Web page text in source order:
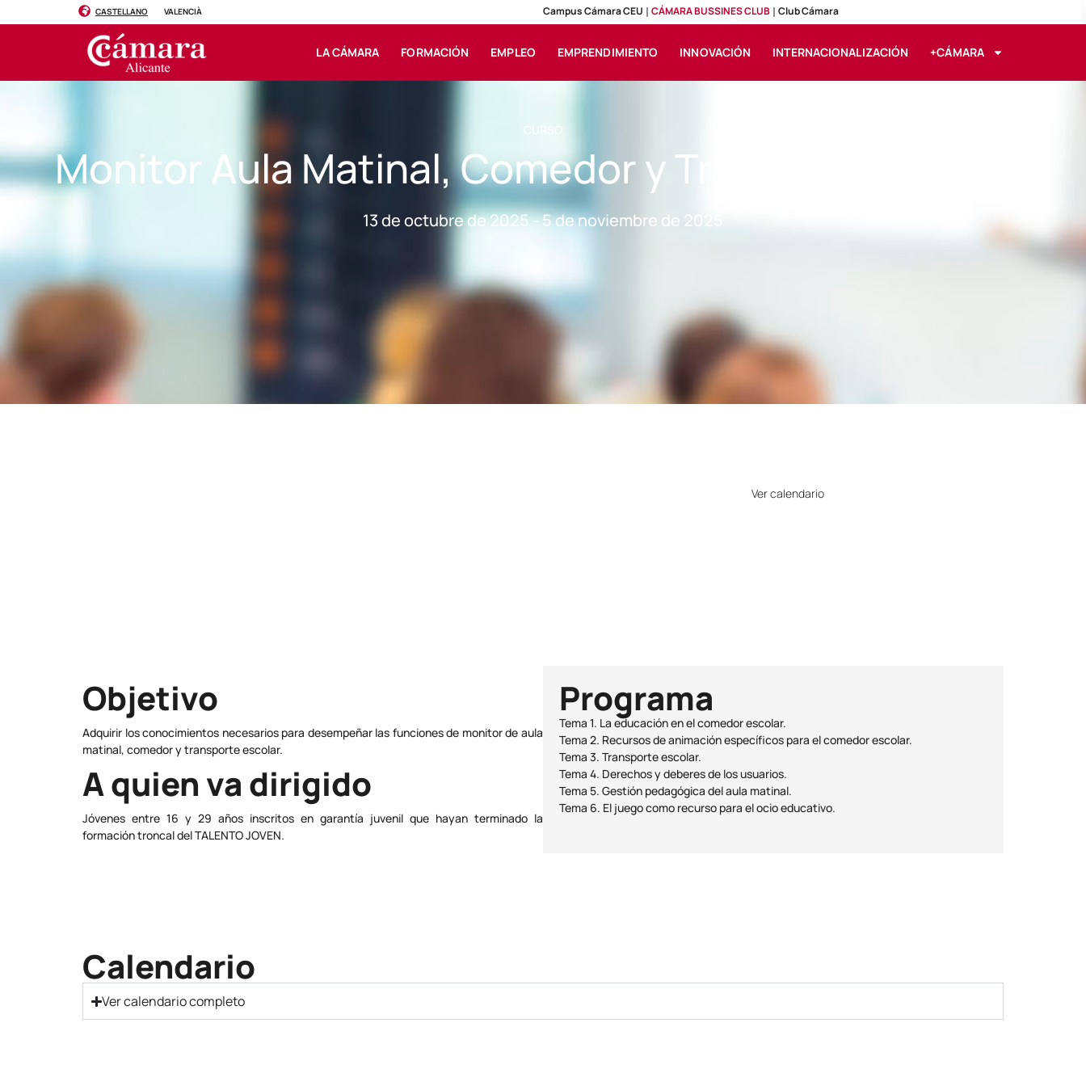
CASTELLANO VALENCIÀ Campus Cámara CEU CÁMARA BUSSINES CLUB Club Cámara
LA CÁMARA FORMACIÓN EMPLEO EMPRENDIMIENTO INNOVACIÓN INTERNACIONALIZACIÓN +CÁMARA
CURSO
Monitor Aula Matinal, Comedor y Transporte Escolar
13 de octubre de 2025 - 5 de noviembre de 2025
Ver calendario
Objetivo
Adquirir los conocimientos necesarios para desempeñar las funciones de monitor de aula
matinal, comedor y transporte escolar.
A quien va dirigido
Jóvenes entre 16 y 29 años inscritos en garantía juvenil que hayan terminado la
formación troncal del TALENTO JOVEN.
Programa
Tema 1. La educación en el comedor escolar.
Tema 2. Recursos de animación específicos para el comedor escolar.
Tema 3. Transporte escolar.
Tema 4. Derechos y deberes de los usuarios.
Tema 5. Gestión pedagógica del aula matinal.
Tema 6. El juego como recurso para el ocio educativo.
Calendario
Ver calendario completo